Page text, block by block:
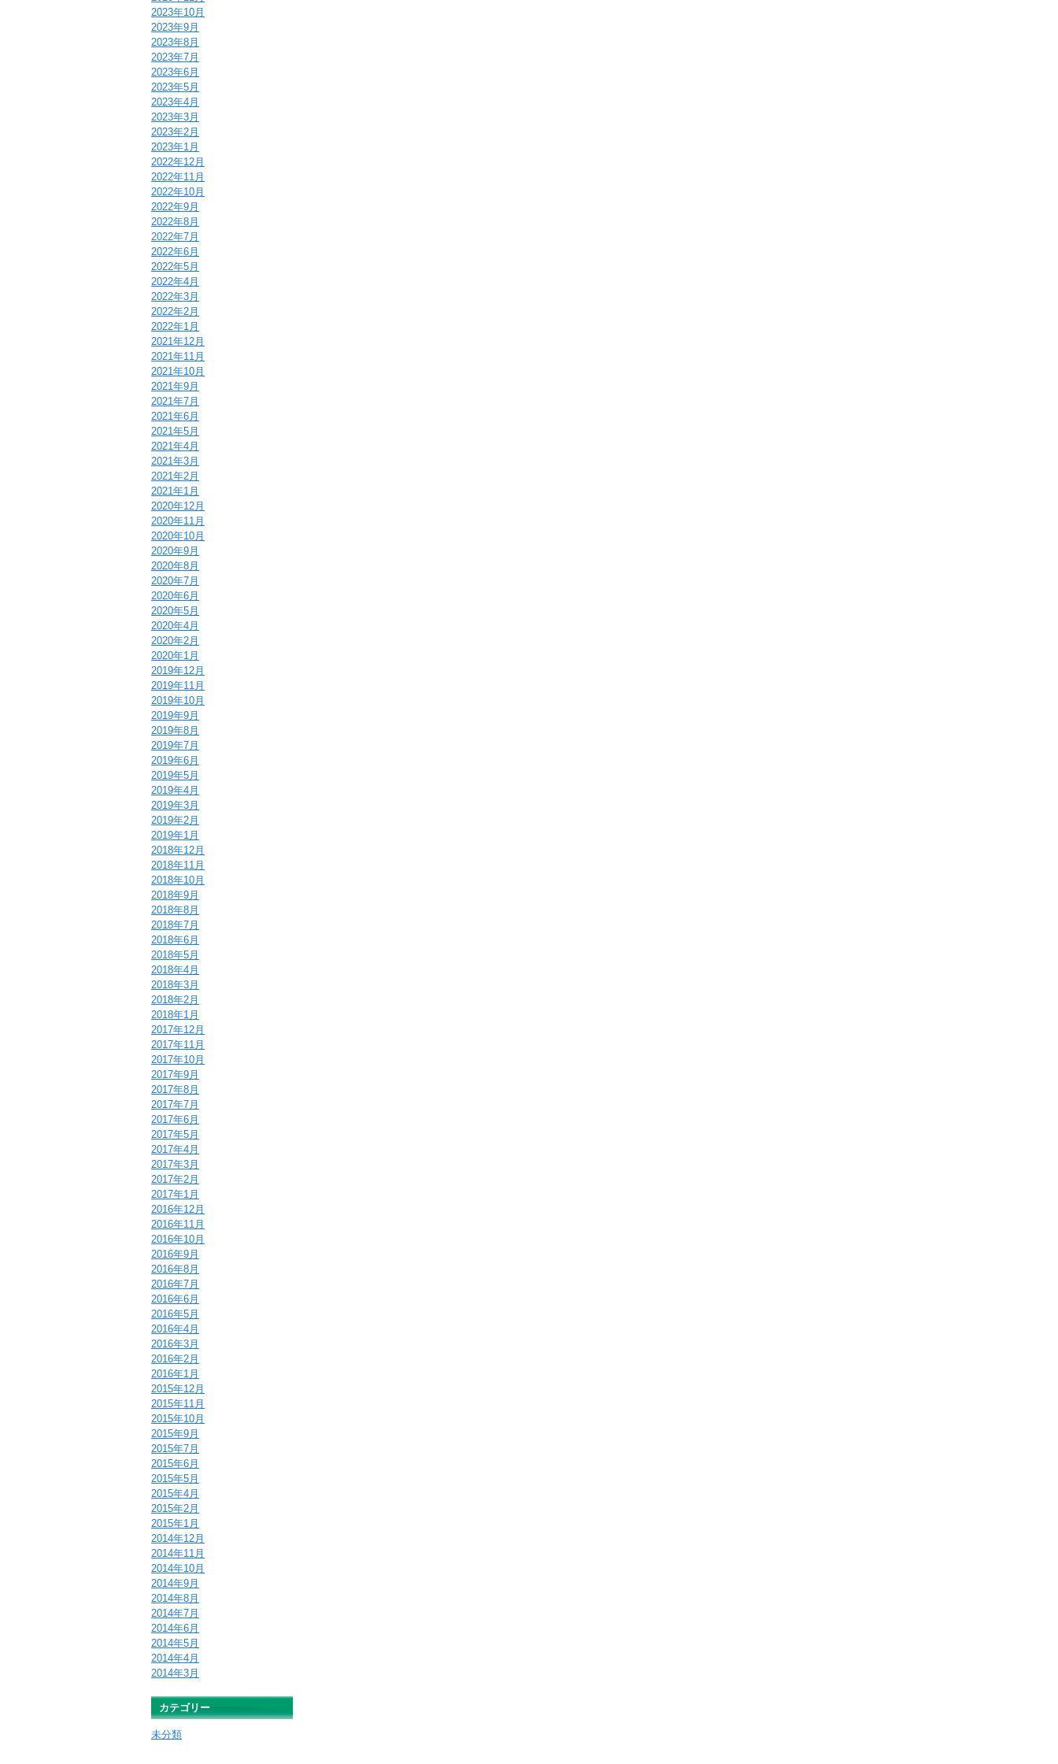
2023年10月
2023年9月
2023年8月
2023年7月
2023年6月
2023年5月
2023年4月
2023年3月
2023年2月
2023年1月
2022年12月
2022年11月
2022年10月
2022年9月
2022年8月
2022年7月
2022年6月
2022年5月
2022年4月
2022年3月
2022年2月
2022年1月
2021年12月
2021年11月
2021年10月
2021年9月
2021年7月
2021年6月
2021年5月
2021年4月
2021年3月
2021年2月
2021年1月
2020年12月
2020年11月
2020年10月
2020年9月
2020年8月
2020年7月
2020年6月
2020年5月
2020年4月
2020年2月
2020年1月
2019年12月
2019年11月
2019年10月
2019年9月
2019年8月
2019年7月
2019年6月
2019年5月
2019年4月
2019年3月
2019年2月
2019年1月
2018年12月
2018年11月
2018年10月
2018年9月
2018年8月
2018年7月
2018年6月
2018年5月
2018年4月
2018年3月
2018年2月
2018年1月
2017年12月
2017年11月
2017年10月
2017年9月
2017年8月
2017年7月
2017年6月
2017年5月
2017年4月
2017年3月
2017年2月
2017年1月
2016年12月
2016年11月
2016年10月
2016年9月
2016年8月
2016年7月
2016年6月
2016年5月
2016年4月
2016年3月
2016年2月
2016年1月
2015年12月
2015年11月
2015年10月
2015年9月
2015年7月
2015年6月
2015年5月
2015年4月
2015年2月
2015年1月
2014年12月
2014年11月
2014年10月
2014年9月
2014年8月
2014年7月
2014年6月
2014年5月
2014年4月
2014年3月
カテゴリー
未分類